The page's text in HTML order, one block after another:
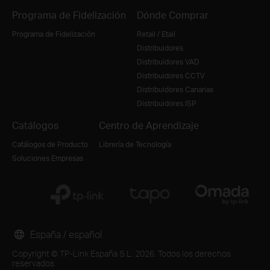
Programa de Fidelización
Programa de Fidelización
Dónde Comprar
Retail / Etail
Distribuidores
Distribuidores VAD
Distribuidores CCTV
Distribuidores Canarias
Distribuidores ISP
Catálogos
Catálogos de Producto
Soluciones Empresas
Centro de Aprendizaje
Librería de Tecnología
Copyright © TP-Link España S.L. 2026. Todos los derechos
reservados
España / español